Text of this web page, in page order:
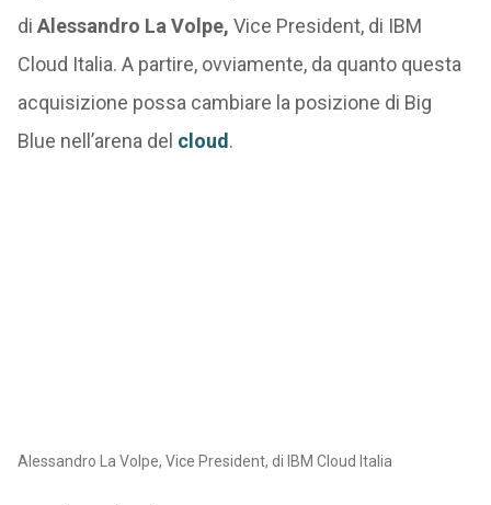
di Alessandro La Volpe, Vice President, di IBM
Cloud Italia. A partire, ovviamente, da quanto questa
acquisizione possa cambiare la posizione di Big
Blue nell’arena del cloud .
Alessandro La Volpe, Vice President, di IBM Cloud Italia